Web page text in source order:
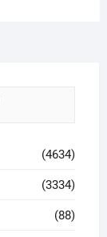
(4634)
(3334)
(88)